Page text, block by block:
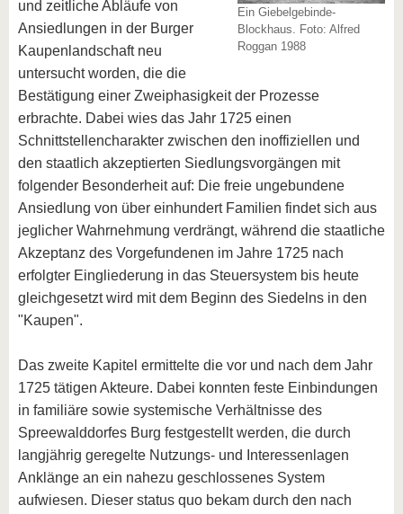
Ein Giebelgebinde-
Blockhaus. Foto: Alfred
Roggan 1988
und zeitliche Abläufe von
Ansiedlungen in der Burger
Kaupenlandschaft neu
untersucht worden, die die
Bestätigung einer Zweiphasigkeit der Prozesse
erbrachte. Dabei wies das Jahr 1725 einen
Schnittstellencharakter zwischen den inoffiziellen und
den staatlich akzeptierten Siedlungsvorgängen mit
folgender Besonderheit auf: Die freie ungebundene
Ansiedlung von über einhundert Familien findet sich aus
jeglicher Wahrnehmung verdrängt, während die staatliche
Akzeptanz des Vorgefundenen im Jahre 1725 nach
erfolgter Eingliederung in das Steuersystem bis heute
gleichgesetzt wird mit dem Beginn des Siedelns in den
"Kaupen".
Das zweite Kapitel ermittelte die vor und nach dem Jahr
1725 tätigen Akteure. Dabei konnten feste Einbindungen
in familiäre sowie systemische Verhältnisse des
Spreewalddorfes Burg festgestellt werden, die durch
langjährig geregelte Nutzungs- und Interessenlagen
Anklänge an ein nahezu geschlossenes System
aufwiesen. Dieser status quo bekam durch den nach